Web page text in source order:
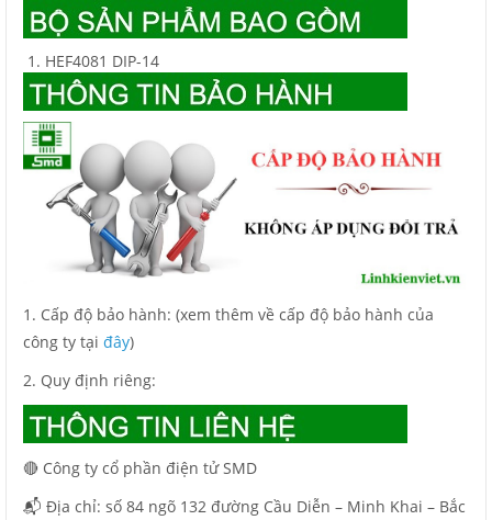
HEF4081 DIP-14
1. Cấp độ bảo hành: (xem thêm về cấp độ bảo hành của
công ty tại đây)
2. Quy định riêng:
🔴 Công ty cổ phần điện tử SMD
📬 Địa chỉ: số 84 ngõ 132 đường Cầu Diễn – Minh Khai – Bắc